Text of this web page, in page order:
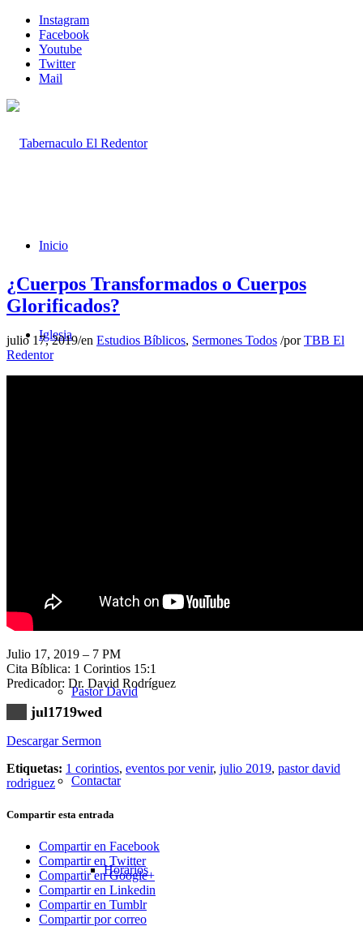
Instagram
Facebook
Youtube
Twitter
Mail
Inicio
Iglesia
Campaña Pro-templo
Pastor David
Contactar
Horarios
¿Cuerpos Transformados o Cuerpos
Glorificados?
julio 17, 2019/en Estudios Bíblicos, Sermones Todos /porTBB El
Redentor
Julio 17, 2019 – 7 PM
Cita Bíblica: 1 Corintios 15:1
Predicador: Dr. David Rodríguez
jul1719wed
Descargar Sermon
Etiquetas: 1 corintios, eventos por venir, julio 2019, pastor david
rodriguez
Compartir esta entrada
Compartir en Facebook
Compartir en Twitter
Compartir en Google+
Compartir en Linkedin
Compartir en Tumblr
Compartir por correo